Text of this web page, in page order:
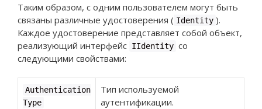
Таким образом, с одним пользователем могут быть
связаны различные удостоверения ( Identity ).
Каждое удостоверение представляет собой объект,
реализующий интерфейс IIdentity со
следующими свойствами:
Authentication
Type
Тип используемой
аутентификации.